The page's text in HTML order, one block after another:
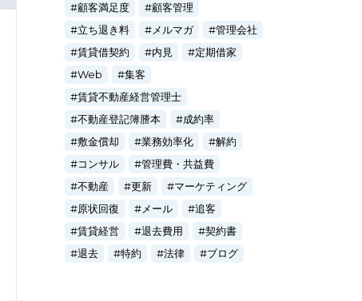
顧客満足度
顧客管理
立ち退き料
メルマガ
管理会社
賃貸借契約
内見
定期借家
Web
集客
賃貸不動産経営管理士
不動産登記簿謄本
成約率
敷金償却
業務効率化
解約
コンサル
管理費・共益費
不動産
更新
マーケティング
原状回復
メール
追客
賃貸経営
退去費用
契約書
退去
特約 法律 ブログ